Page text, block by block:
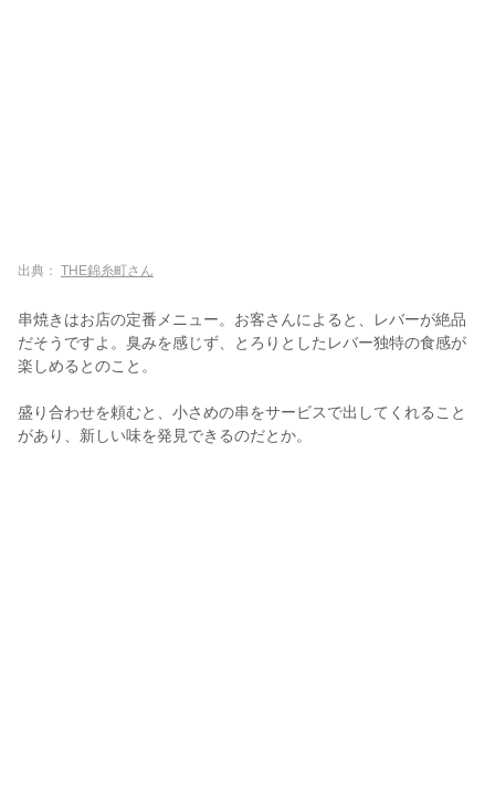
出典： THE錦糸町さん
串焼きはお店の定番メニュー。お客さんによると、レバーが絶品
だそうですよ。臭みを感じず、とろりとしたレバー独特の食感が
楽しめるとのこと。
盛り合わせを頼むと、小さめの串をサービスで出してくれること
があり、新しい味を発見できるのだとか。